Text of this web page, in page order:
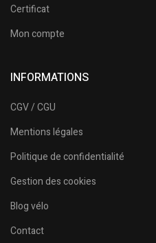
Certificat
Mon compte
INFORMATIONS
CGV / CGU
Mentions légales
Politique de confidentialité
Gestion des cookies
Blog vélo
Contact